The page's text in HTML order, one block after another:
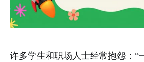
许多学生和职​​场人士经常抱怨：“